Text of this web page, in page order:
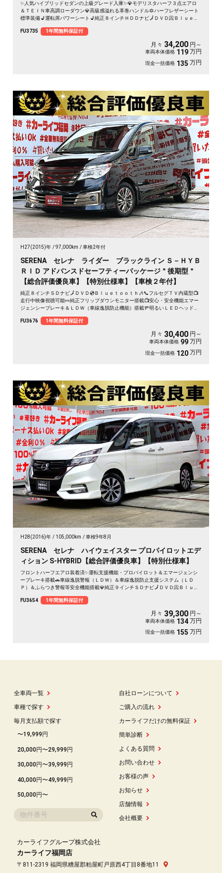
✨人気ハイブリッドセダンの上級グレード入庫✨💎モデリスタハーフ３点エアロ
＆ＴＥＩＮ車高調ローダウン💎高級感溢れる革巻ハンドル🔯ハーフレザーシート
標準装備💺運転席パワーシート💺純正８インチＨＤＤナビ🗾ＤＶＤ📀Ｂｌｕｅｔ
ル機能で長距離も楽々運転🔰文句無しの燃費性能💨・カタログ燃費ＪＣ０８モー
ド🍂３０．２ｋｍ／Ｌ✨デュアルマフラー装着済で重低音も楽しめる📢🌈
FU3735 1年間無料保証付
月々 34,200 円～
車両本体価格 119 万円
現金一括価格 135 万円
H27(2015)年 97,000km 車検2年付
SERENA セレナ ライダー ブラックライン Ｓ－ＨＹＢ
ＲＩＤ アドバンスドセーフティーパッケージ＂後期型＂
【総合評価優良車】【特別仕様車】【車検２年付】
純正８インチＳＤナビ🗾ＤＶＤ💿Ｂｌｕｅｔｏｏｔｈ🎶📞フルセグＴＶ内蔵型📺
走行中映像視聴可能👀純正フリップダウンモニター搭載📺安心・安全機能エマー
ジェンシーブレーキ＆ＬＤＷ（車線逸脱防止機能）搭載🚥明るいＬＥＤヘッドラ
ター付きで駐車も楽々📹エクステリア・インテリアをトータルコーディネートし
FU3676 1年間無料保証付
月々 30,400 円～
車両本体価格 99 万円
現金一括価格 120 万円
H28(2016)年 105,000km 車検9年8月
SERENA セレナ ハイウェイスター プロパイロットエデ
ィション S-HYBRID【総合評価優良車】【特別仕様車】
フロントハーフエアロ装着済✨運転支援機能・プロパイロット＆エマージェンシ
ーブレーキ搭載🚗車線逸脱警報（ＬＤＷ）＆車線逸脱防止支援システム（ＬＤ
Ｐ）＆ふらつき警報等安全機能搭載💎純正９インチＳＤナビ🗾ＤＶＤ📀Ｂｌｕｅ
０８モード１７．２ｋｍ／Ｌ🍃足をかざして楽々開閉😲ハンズフリー両側パワー
スライドドア搭載車😲デュアルバックドアタイプで荷物の出し入れも使い分け🧳
FU3654 1年間無料保証付
月々 39,300 円～
車両本体価格 134 万円
現金一括価格 155 万円
全車両一覧
車種で探す
毎月支払額で探す
〜19,999円
20,000円〜29,999円
30,000円〜39,999円
40,000円〜49,999円
50,000円〜
自社ローンについて
ご購入の流れ
カーライフだけの無料保証
簡単診断
よくある質問
お問い合わせ
お客様の声
お知らせ
店舗情報
会社概要
カーライフグループ株式会社
カーライフ福岡店
〒811-2319 福岡県糟屋郡粕屋町戸原西4丁目8番地11